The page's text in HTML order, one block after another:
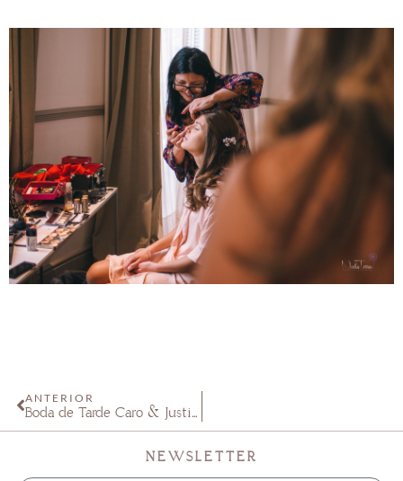
ANTERIOR
Boda de Tarde Caro & Justin Salón Anabel Fisherton
NEWSLETTER